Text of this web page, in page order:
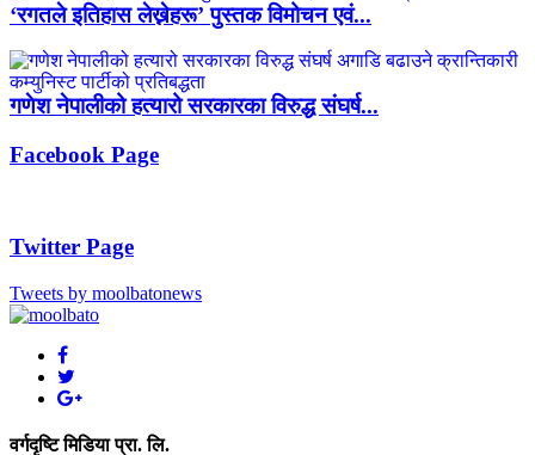
‘रगतले इतिहास लेख्नेहरू’ पुस्तक विमोचन एवं...
गणेश नेपालीको हत्यारो सरकारका विरुद्ध संघर्ष...
Facebook Page
Twitter Page
Tweets by moolbatonews
वर्गदृष्टि मिडिया प्रा. लि.